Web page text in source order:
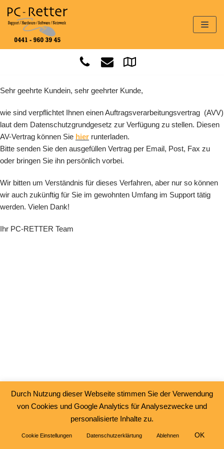
Zum
Inhalt
Sehr geehrte Kundein, sehr geehrter Kunde,
wie sind verpflichtet Ihnen einen Auftragsverarbeitungsvertrag (AVV)
laut dem Datenschutzgrundgesetz zur Verfügung zu stellen. Diesen
AV-Vertrag können Sie hier runterladen.
Bitte senden Sie den ausgefüllen Vertrag per Email, Post, Fax zu
oder bringen Sie ihn persönlich vorbei.
Wir bitten um Verständnis für dieses Verfahren, aber nur so können
wir auch zukünftig für Sie im gewohnten Umfang im Support tätig
werden. Vielen Dank!
Ihr PC-RETTER Team
Durch Nutzung dieser Webseite stimmen Sie der Verwendung
von Cookies und Google Analytics für Analysezwecke und
personalisierte Inhalte zu.
Cookie Einstellungen Datenschutzerklärtung Ablehnen OK